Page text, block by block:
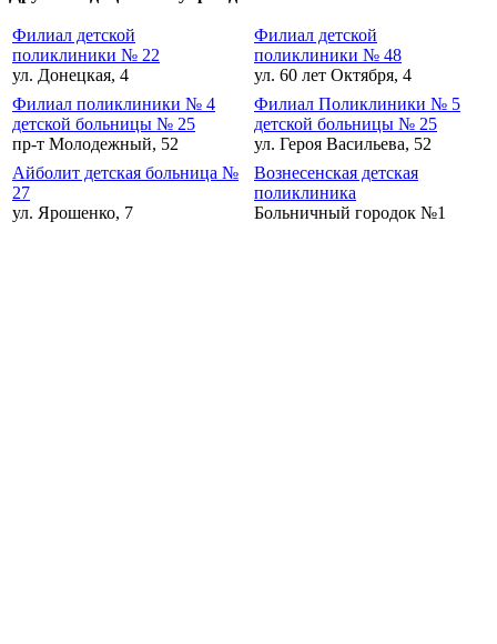
Филиал детской
поликлиники № 22
ул. Донецкая, 4
Филиал детской
поликлиники № 48
ул. 60 лет Октября, 4
Филиал поликлиники № 4
детской больницы № 25
пр-т Молодежный, 52
Филиал Поликлиники № 5
детской больницы № 25
ул. Героя Васильева, 52
Айболит детская больница №
27
ул. Ярошенко, 7
Вознесенская детская
поликлиника
Больничный городок №1